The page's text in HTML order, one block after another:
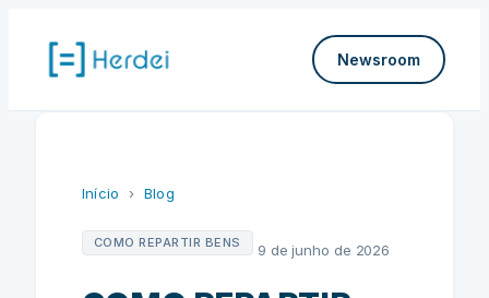
Newsroom
Início › Blog
COMO REPARTIR BENS 9 de junho de 2026